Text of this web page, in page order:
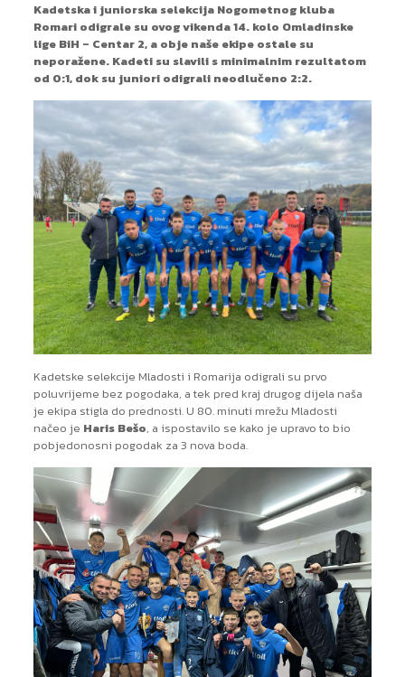
Kadetska i juniorska selekcija Nogometnog kluba
Romari odigrale su ovog vikenda 14. kolo Omladinske
lige BiH – Centar 2, a obje naše ekipe ostale su
neporažene. Kadeti su slavili s minimalnim rezultatom
od 0:1, dok su juniori odigrali neodlučeno 2:2.
Kadetske selekcije Mladosti i Romarija odigrali su prvo
poluvrijeme bez pogodaka, a tek pred kraj drugog dijela naša
je ekipa stigla do prednosti. U 80. minuti mrežu Mladosti
načeo je Haris Bešo, a ispostavilo se kako je upravo to bio
pobjedonosni pogodak za 3 nova boda.